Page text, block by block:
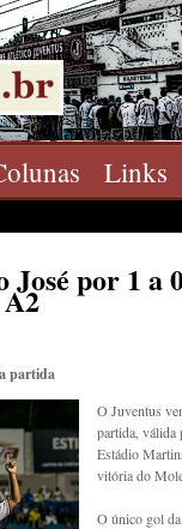
Links
José por 1
partida
O Juventus
partida, válida
Estádio
vitória do
O único gol